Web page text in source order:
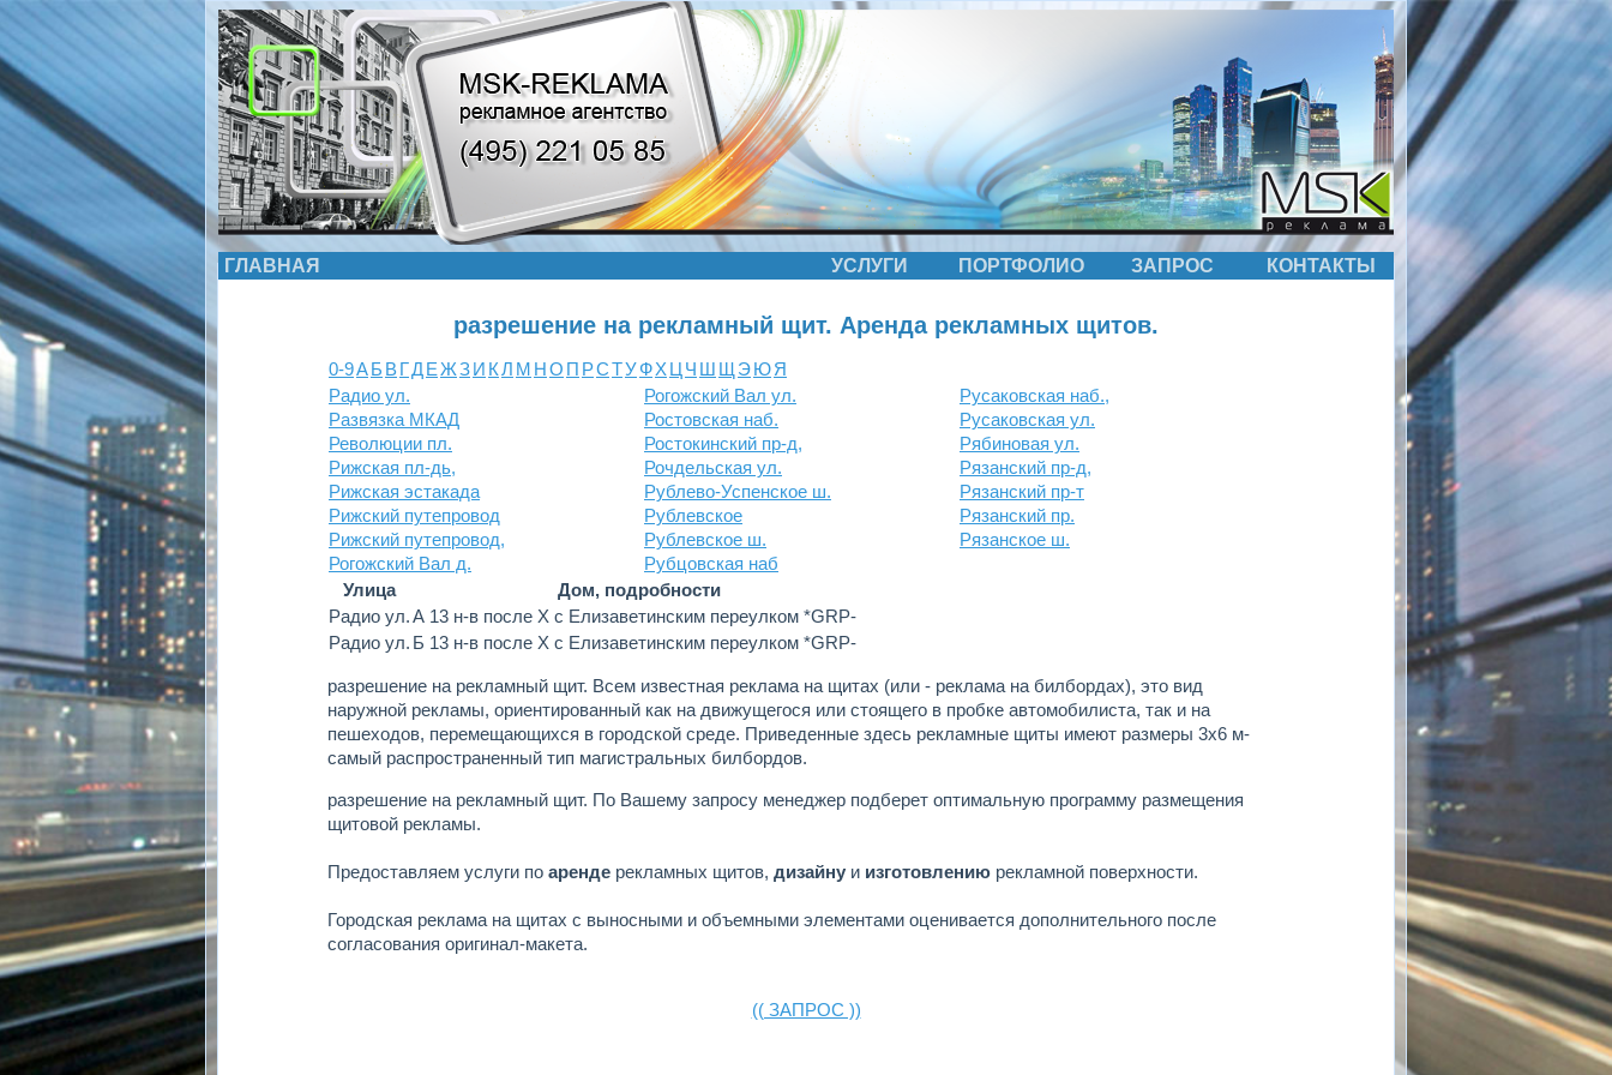
ГЛАВНАЯ УСЛУГИ ПОРТФОЛИО ЗАПРОС КОНТАКТЫ
разрешение на рекламный щит. Аренда рекламных щитов.
0-9АБ ВГДЕЖЗИ КЛ М НО П РСТУФХ Ц Ч Ш Щ ЭЮЯ
Радио ул.
Развязка МКАД
Революции пл.
Рижская пл-дь,
Рижская эстакада
Рижский путепровод
Рижский путепровод,
Рогожский Вал д.
Рогожский Вал ул.
Ростовская наб.
Ростокинский пр-д,
Рочдельская ул.
Рублево-Успенское ш.
Рублевское
Рублевское ш.
Рубцовская наб
Русаковская наб.,
Русаковская ул.
Рябиновая ул.
Рязанский пр-д,
Рязанский пр-т
Рязанский пр.
Рязанское ш.
Улица
Дом, подробности
Радио ул.А 13 н-в после Х с Елизаветинским переулком *GRP-
Радио ул. Б 13 н-в после Х с Елизаветинским переулком *GRP-
разрешение на рекламный щит. Всем известная реклама на щитах (или - реклама на билбордах), это вид
наружной рекламы, ориентированный как на движущегося или стоящего в пробке автомобилиста, так и на
пешеходов, перемещающихся в городской среде. Приведенные здесь рекламные щиты имеют размеры 3х6 м-
самый распространенный тип магистральных билбордов.
разрешение на рекламный щит. По Вашему запросу менеджер подберет оптимальную программу размещения
щитовой рекламы.
Предоставляем услуги по аренде рекламных щитов, дизайну и изготовлению рекламной поверхности.
Городская реклама на щитах с выносными и объемными элементами оценивается дополнительного после
согласования оригинал-макета.
(( ЗАПРОС ))